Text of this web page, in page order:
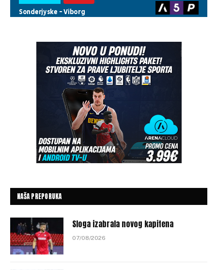
NAŠA PREPORUKA
Sloga izabrala novog kapitena
07/08/2026